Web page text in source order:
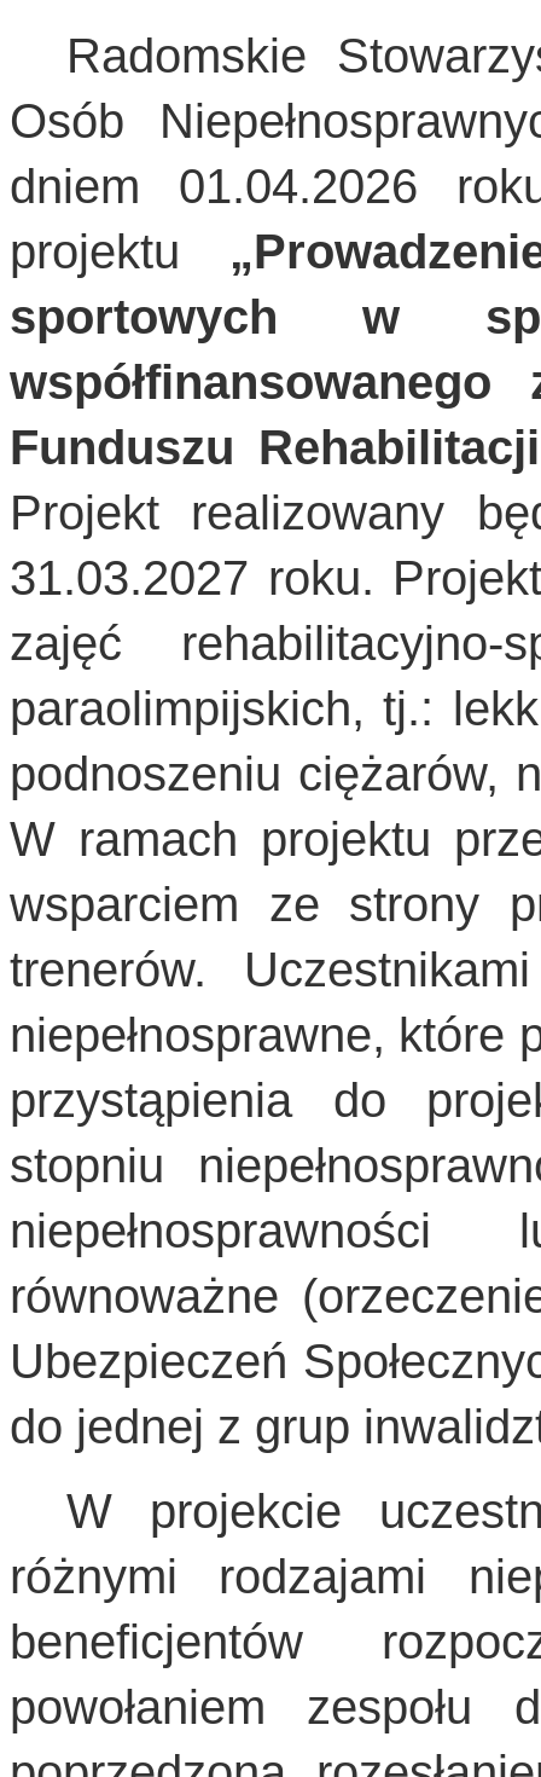
Radomskie
Osób
dniem 01.04.2026
projektu
sportowych w
Funduszu
Projekt realizowany
31.03.2027 roku.
zajęć rehabilitacyjno-
paraolimpijskich, tj.:
podnoszeniu ciężarów,
W ramach projektu
wsparciem ze strony
trenerów.
niepełnosprawne, które
przystąpienia do
stopniu
równoważne
Ubezpieczeń
do jednej z grup
W projekcie
różnymi rodzajami
beneficjentów
powołaniem